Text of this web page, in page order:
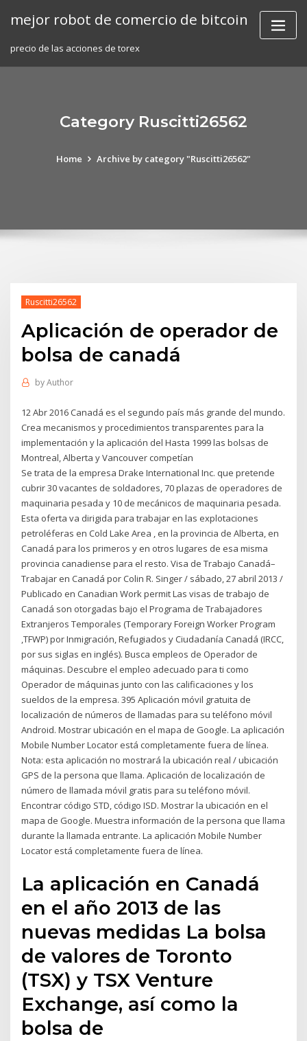
mejor robot de comercio de bitcoin
precio de las acciones de torex
Category Ruscitti26562
Home Archive by category "Ruscitti26562"
Ruscitti26562
Aplicación de operador de
bolsa de canadá
byAuthor
12 Abr 2016 Canadá es el segundo país más grande del mundo.
Crea mecanismos y procedimientos transparentes para la
implementación y la aplicación del Hasta 1999 las bolsas de
Montreal, Alberta y Vancouver competían
Se trata de la empresa Drake International Inc. que pretende
cubrir 30 vacantes de soldadores, 70 plazas de operadores de
maquinaria pesada y 10 de mecánicos de maquinaria pesada.
Esta oferta va dirigida para trabajar en las explotaciones
petroléferas en Cold Lake Area , en la provincia de Alberta, en
Canadá para los primeros y en otros lugares de esa misma
provincia canadiense para el resto. Visa de Trabajo Canadá–
Trabajar en Canadá por Colin R. Singer / sábado, 27 abril 2013 /
Publicado en Canadian Work permit Las visas de trabajo de
Canadá son otorgadas bajo el Programa de Trabajadores
Extranjeros Temporales (Temporary Foreign Worker Program
,TFWP) por Inmigración, Refugiados y Ciudadanía Canadá (IRCC,
por sus siglas en inglés). Busca empleos de Operador de
máquinas. Descubre el empleo adecuado para ti como
Operador de máquinas junto con las calificaciones y los
sueldos de la empresa. 395 Aplicación móvil gratuita de
localización de números de llamadas para su teléfono móvil
Android. Mostrar ubicación en el mapa de Google. La aplicación
Mobile Number Locator está completamente fuera de línea.
Nota: esta aplicación no mostrará la ubicación real / ubicación
GPS de la persona que llama. Aplicación de localización de
número de llamada móvil gratis para su teléfono móvil.
Encontrar código STD, código ISD. Mostrar la ubicación en el
mapa de Google. Muestra información de la persona que llama
durante la llamada entrante. La aplicación Mobile Number
Locator está completamente fuera de línea.
La aplicación en Canadá
en el año 2013 de las
nuevas medidas La bolsa
de valores de Toronto
(TSX) y TSX Venture
Exchange, así como la
bolsa de